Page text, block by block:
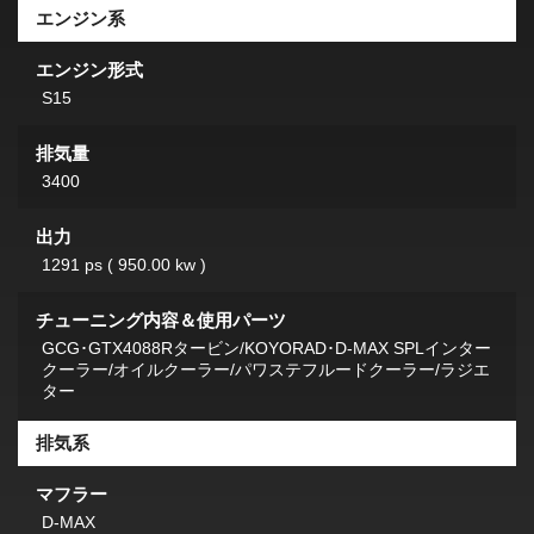
エンジン系
エンジン形式
S15
排気量
3400
出力
1291 ps ( 950.00 kw )
チューニング内容＆使用パーツ
GCG･GTX4088Rタービン/KOYORAD･D-MAX SPLインター
クーラー/オイルクーラー/パワステフルードクーラー/ラジエ
ター
排気系
マフラー
D-MAX